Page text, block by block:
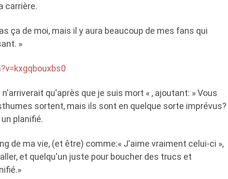
carrière.
ça de moi, mais il y aura beaucoup de mes fans qui
»
qu'après que je suis mort « , ajoutant: » Vous
sortent, mais ils sont en quelque sorte imprévus?
planifié.
de ma vie, (et être) comme:« J'aime vraiment celui-ci »,
et quelqu'un juste pour boucher des trucs et